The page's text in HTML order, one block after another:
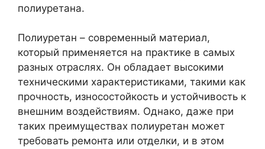
полиуретана.
Полиуретан – современный материал,
который применяется на практике в самых
разных отраслях. Он обладает высокими
техническими характеристиками, такими как
прочность, износостойкость и устойчивость к
внешним воздействиям. Однако, даже при
таких преимуществах полиуретан может
требовать ремонта или отделки, и в этом